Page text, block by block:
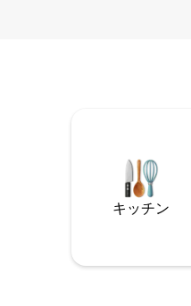
キッチン